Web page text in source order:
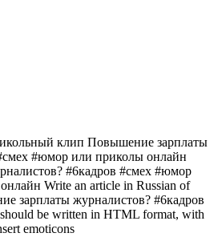
клип Повышение зарплаты
#юмор или приколы онлайн
#6кадров #смех #юмор
Write an article in Russian of
зарплаты журналистов? #6кадров
be written in HTML format, with
emoticons